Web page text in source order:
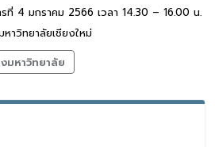
ที่ 4 มกราคม 2566 เวลา 14.30 – 16.00 น.
าวิทยาลัยเชียงใหม่
มหาวิทยาลัย